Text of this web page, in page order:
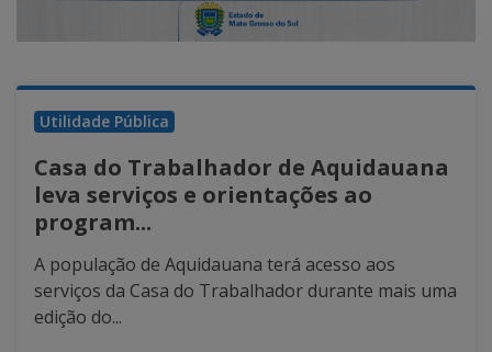
Utilidade Pública
Casa do Trabalhador de Aquidauana
leva serviços e orientações ao
program...
A população de Aquidauana terá acesso aos
serviços da Casa do Trabalhador durante mais uma
edição do...